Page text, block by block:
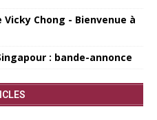
Chong - Bienvenue à
: bande-annonce